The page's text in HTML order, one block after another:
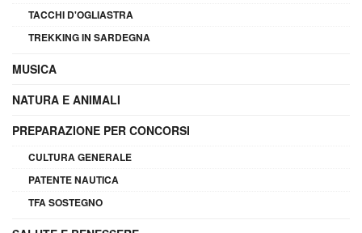
TACCHI D'OGLIASTRA
TREKKING IN SARDEGNA
MUSICA
NATURA E ANIMALI
PREPARAZIONE PER CONCORSI
CULTURA GENERALE
PATENTE NAUTICA
TFA SOSTEGNO